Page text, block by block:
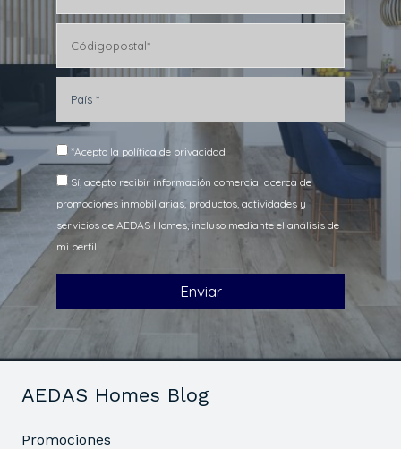
AEDAS Homes Blog
Promociones